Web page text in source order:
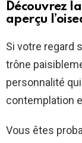
Découvrez
aperçu
Si votre regard
trône
personnalité
contemplation
Vous êtes